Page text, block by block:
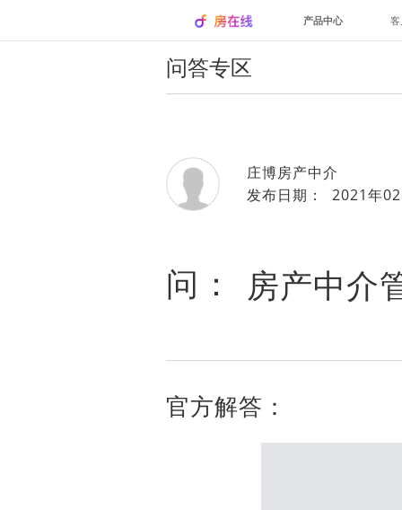
产品中心
问答专区
庄博房产中介
发布日期： 2021年
问： 房产中介
官方解答：